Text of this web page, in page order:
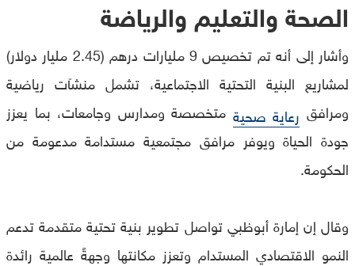
الصحة والتعليم والرياضة
وأشار إلى أنه تم تخصيص 9 مليارات درهم (2.45 مليار دولار)
لمشاريع البنية التحتية الاجتماعية، تشمل منشآت رياضية
ومرافق رعاية صحية متخصصة ومدارس وجامعات، بما يعزز
جودة الحياة ويوفر مرافق مجتمعية مستدامة مدعومة من
الحكومة.
وقال إن إمارة أبوظبي تواصل تطوير بنية تحتية متقدمة تدعم
النمو الاقتصادي المستدام وتعزز مكانتها وجهةً عالمية رائدة